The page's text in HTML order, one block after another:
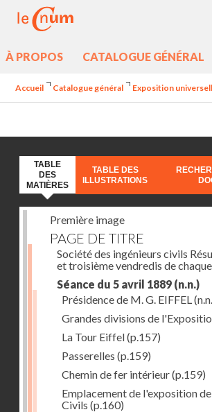
À PROPOS CATALOGUE GÉNÉRAL
Accueil Catalogue général Exposition
TABLE
DES
MATIÈRES
TABLE DES
ILLUSTRATIONS
Première image
PAGE DE TITRE
Société des ingénieurs civils
et troisième vendredis de
Séance du 5 avril 1889 (n.n.)
Présidence de M. G. EIFFEL
Grandes divisions de
La Tour Eiffel(p.157)
Passerelles (p.159)
Chemin de fer intérieur(p.159)
Emplacement de l'exposition
Civils (p.160)